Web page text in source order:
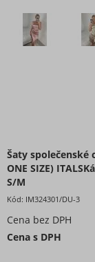
Šaty
Šaty na
Šaty
Šaty
Šaty riflové
Šaty
Šaty
Šaty
Šaty
Šaty společenské
ONE SIZE)
S/M
Kód: IM324301/DU-3
Cena bez DPH
Cena s DPH